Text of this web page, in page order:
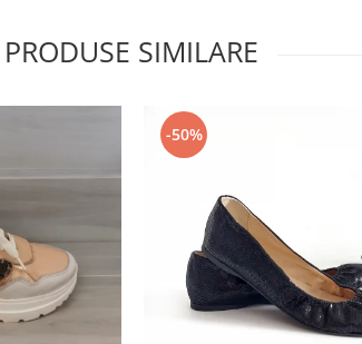
PRODUSE SIMILARE
-50%